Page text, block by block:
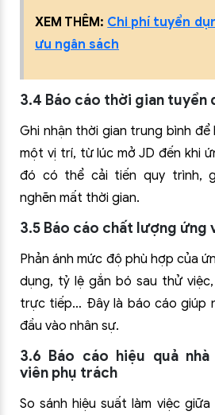
XEM THÊM: Chi phí tuyển
ưu ngân sách
3.4 Báo cáo thời gian tuyển
Ghi nhận thời gian trung bình
một vị trí, từ lúc mở JD đến khi
đó có thể cải tiến quy trình,
nghẽn mất thời gian.
3.5 Báo cáo chất lượng ứng
Phản ánh mức độ phù hợp của
dụng, tỷ lệ gắn bó sau thử
trực tiếp… Đây là báo cáo giúp
đầu vào nhân sự.
3.6 Báo cáo hiệu quả nhà
viên phụ trách
So sánh hiệu suất làm việc